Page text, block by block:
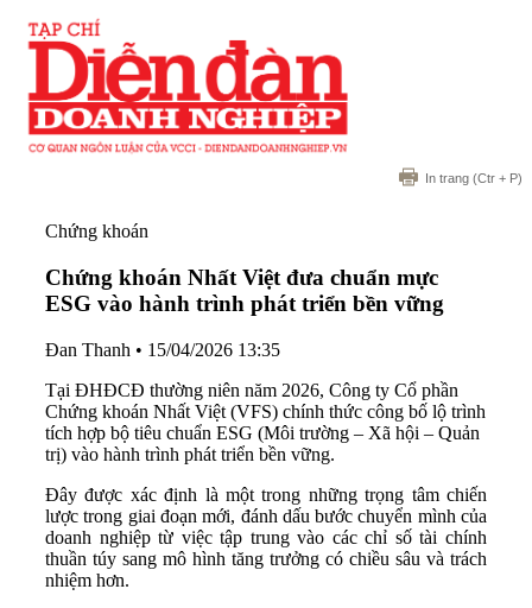
In trang (Ctr + P)
Chứng khoán
Chứng khoán Nhất Việt đưa chuẩn mực
ESG vào hành trình phát triển bền vững
Đan Thanh • 15/04/2026 13:35
Tại ĐHĐCĐ thường niên năm 2026, Công ty Cổ phần
Chứng khoán Nhất Việt (VFS) chính thức công bố lộ trình
tích hợp bộ tiêu chuẩn ESG (Môi trường – Xã hội – Quản
trị) vào hành trình phát triển bền vững.
Đây được xác định là một trong những trọng tâm chiến
lược trong giai đoạn mới, đánh dấu bước chuyển mình của
doanh nghiệp từ việc tập trung vào các chỉ số tài chính
thuần túy sang mô hình tăng trưởng có chiều sâu và trách
nhiệm hơn.